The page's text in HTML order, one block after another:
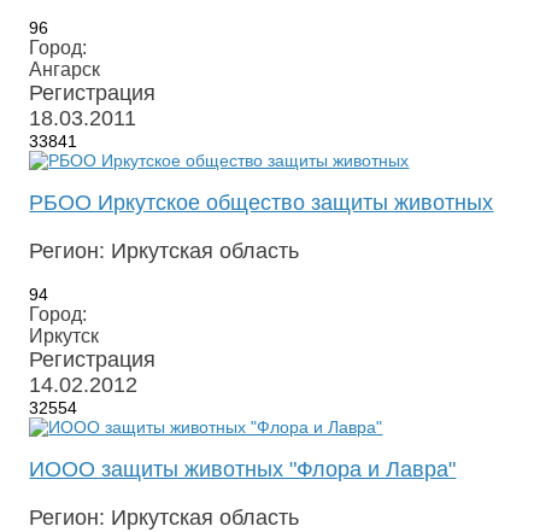
96
Город:
Ангарск
Регистрация
18.03.2011
33841
РБОО Иркутское общество защиты животных
Регион: Иркутская область
94
Город:
Иркутск
Регистрация
14.02.2012
32554
ИООО защиты животных "Флора и Лавра"
Регион: Иркутская область